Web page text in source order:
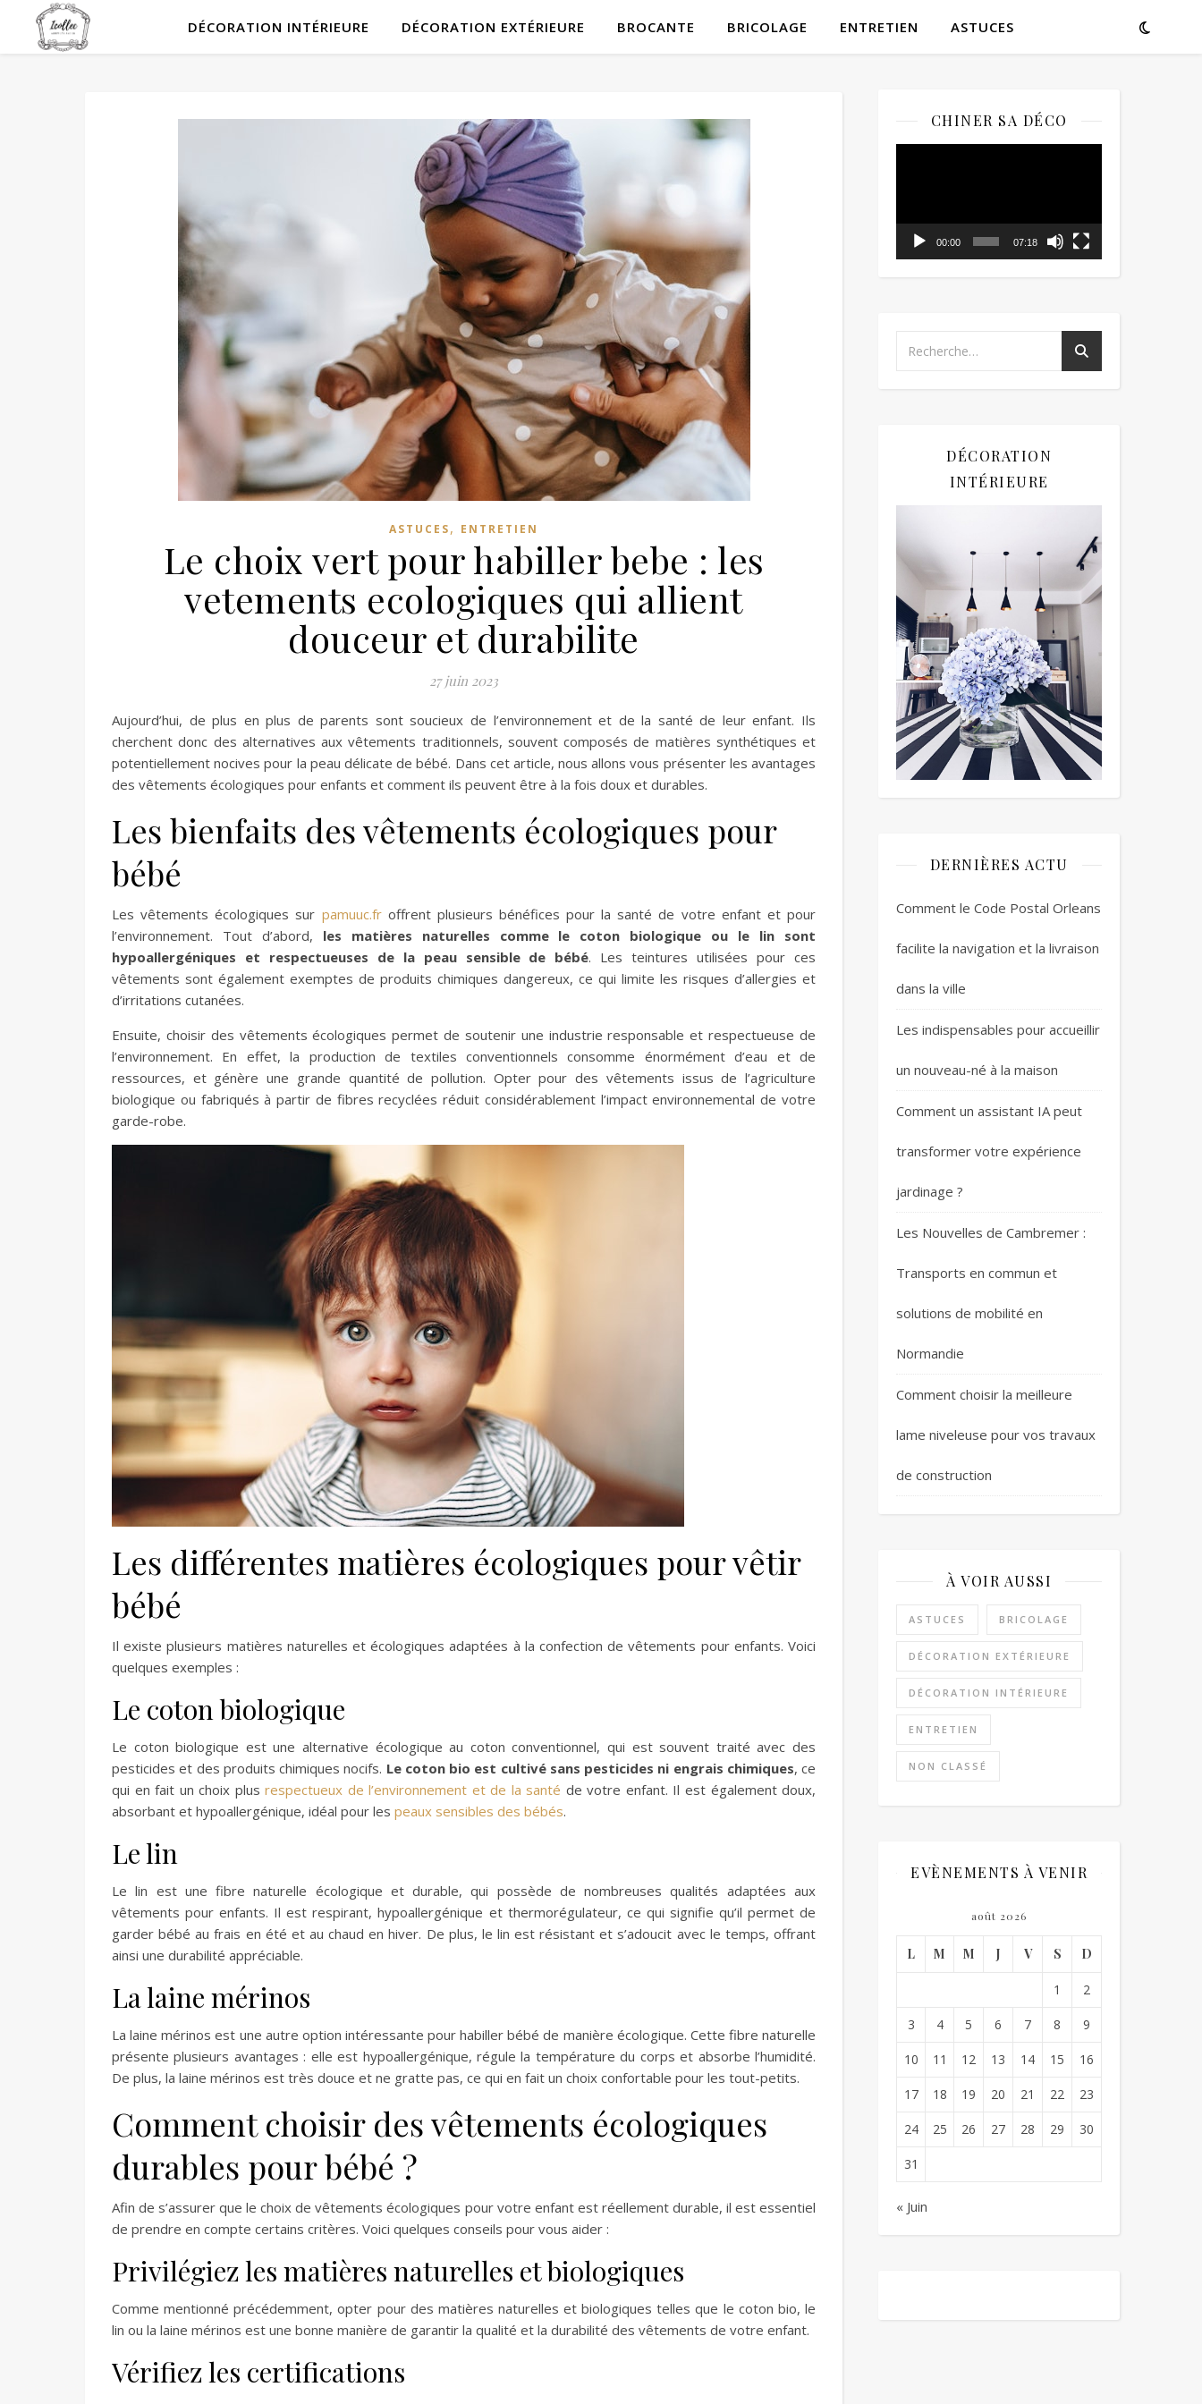
DÉCORATION INTÉRIEURE DÉCORATION EXTÉRIEURE BROCANTE BRICOLAGE ENTRETIEN ASTUCES
ASTUCES, ENTRETIEN
Le choix vert pour habiller bebe : les
vetements ecologiques qui allient
douceur et durabilite
27 juin 2023
Aujourd’hui, de plus en plus de parents sont soucieux de l’environnement et de la santé de leur enfant. Ils
cherchent donc des alternatives aux vêtements traditionnels, souvent composés de matières synthétiques et
potentiellement nocives pour la peau délicate de bébé. Dans cet article, nous allons vous présenter les avantages
des vêtements écologiques pour enfants et comment ils peuvent être à la fois doux et durables.
Les bienfaits des vêtements écologiques pour
bébé
Les vêtements écologiques sur pamuuc.froffrent plusieurs bénéfices pour la santé de votre enfant et pour
l’environnement. Tout d’abord, les matières naturelles comme le coton biologique ou le lin sont
hypoallergéniques et respectueuses de la peau sensible de bébé. Les teintures utilisées pour ces
vêtements sont également exemptes de produits chimiques dangereux, ce qui limite les risques d’allergies et
d’irritations cutanées.
Ensuite, choisir des vêtements écologiques permet de soutenir une industrie responsable et respectueuse de
l’environnement. En effet, la production de textiles conventionnels consomme énormément d’eau et de
ressources, et génère une grande quantité de pollution. Opter pour des vêtements issus de l’agriculture
biologique ou fabriqués à partir de fibres recyclées réduit considérablement l’impact environnemental de votre
garde-robe.
Les différentes matières écologiques pour vêtir
bébé
Il existe plusieurs matières naturelles et écologiques adaptées à la confection de vêtements pour enfants. Voici
quelques exemples :
Le coton biologique
Le coton biologique est une alternative écologique au coton conventionnel, qui est souvent traité avec des
pesticides et des produits chimiques nocifs. Le coton bio est cultivé sans pesticides ni engrais chimiques, ce
qui en fait un choix plusrespectueux de l’environnement et de la santé de votre enfant. Il est également doux,
absorbant et hypoallergénique, idéal pour les peaux sensibles des bébés.
Le lin
Le lin est une fibre naturelle écologique et durable, qui possède de nombreuses qualités adaptées aux
vêtements pour enfants. Il est respirant, hypoallergénique et thermorégulateur, ce qui signifie qu’il permet de
garder bébé au frais en été et au chaud en hiver. De plus, le lin est résistant et s’adoucit avec le temps, offrant
ainsi une durabilité appréciable.
La laine mérinos
La laine mérinos est une autre option intéressante pour habiller bébé de manière écologique. Cette fibre naturelle
présente plusieurs avantages : elle est hypoallergénique, régule la température du corps et absorbe l’humidité.
De plus, la laine mérinos est très douce et ne gratte pas, ce qui en fait un choix confortable pour les tout-petits.
Comment choisir des vêtements écologiques
durables pour bébé ?
Afin de s’assurer que le choix de vêtements écologiques pour votre enfant est réellement durable, il est essentiel
de prendre en compte certains critères. Voici quelques conseils pour vous aider :
Privilégiez les matières naturelles et biologiques
Comme mentionné précédemment, opter pour des matières naturelles et biologiques telles que le coton bio, le
lin ou la laine mérinos est une bonne manière de garantir la qualité et la durabilité des vêtements de votre enfant.
Vérifiez les certifications
CHINER SA DÉCO
00:00 07:18
DÉCORATION
INTÉRIEURE
DERNIÈRES ACTU
Comment le Code Postal Orleans
facilite la navigation et la livraison
dans la ville
Les indispensables pour accueillir
un nouveau-né à la maison
Comment un assistant IA peut
transformer votre expérience
jardinage ?
Les Nouvelles de Cambremer :
Transports en commun et
solutions de mobilité en
Normandie
Comment choisir la meilleure
lame niveleuse pour vos travaux
de construction
À VOIR AUSSI
ASTUCES BRICOLAGE
DÉCORATION EXTÉRIEURE
DÉCORATION INTÉRIEURE
ENTRETIEN
NON CLASSÉ
EVÈNEMENTS À VENIR
août 2026
L M M J V S D
1 2
3 4 5 6 7 8 9
10 11 12 13 14 15 16
17 18 19 20 21 22 23
24 25 26 27 28 29 30
31
« Juin